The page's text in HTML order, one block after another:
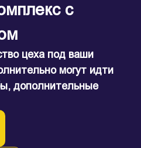
порядок
с
цеха под ваши
могут идти
дополнительные